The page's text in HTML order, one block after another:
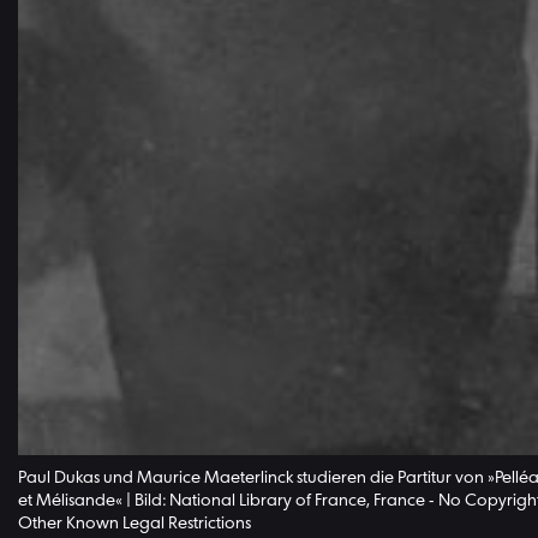
Paul Dukas und Maurice Maeterlinck studieren die Partitur von
et Mélisande« | Bild: National Library of France, France - No
Other Known Legal Restrictions